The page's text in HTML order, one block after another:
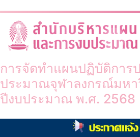
Skip
content
Category:สำนักงา
ทรัพยากร
การจัดทำแผนปฏิบัติการ
ประมาณจุฬาลงกรณ์มหา
ปีงบประมาณ พ.ศ. 2568